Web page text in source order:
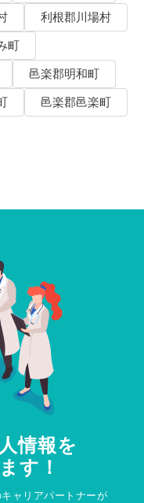
利根郡川場村
町
邑楽郡明和町
邑楽郡邑楽町
情報を
す！
ャリアパートナーが